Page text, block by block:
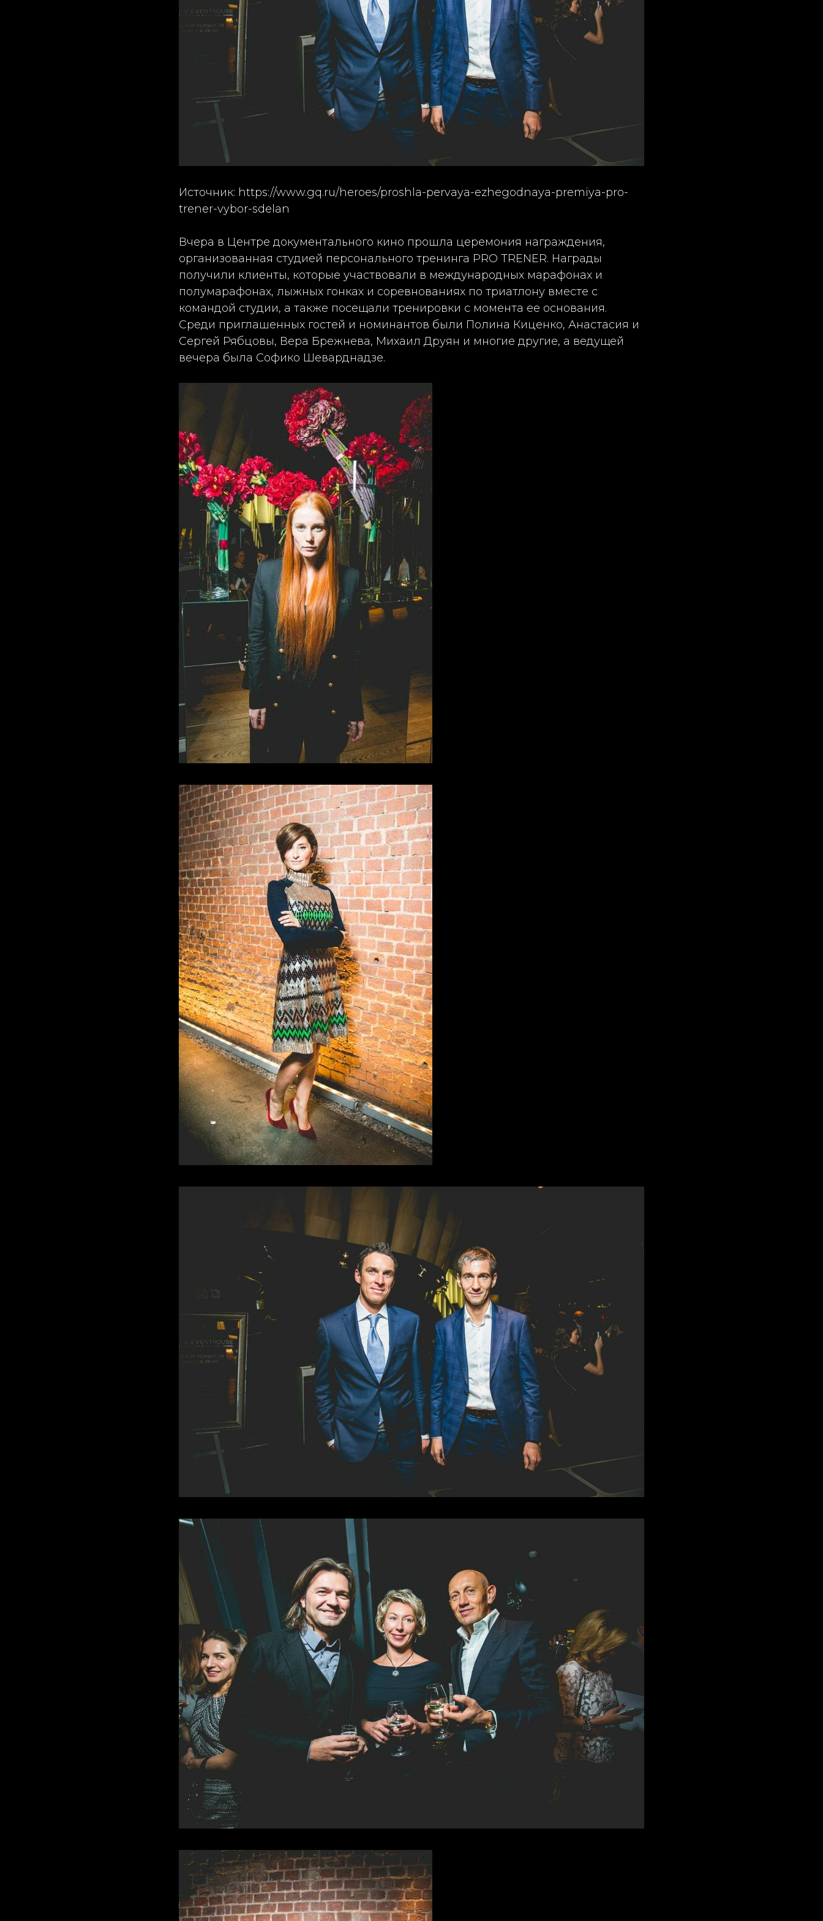
Источник: https://www.gq.ru/heroes/proshla-pervaya-ezhegodnaya-premiya-pro-
trener-vybor-sdelan
Вчера в Центре документального кино прошла церемония награждения,
организованная студией персонального тренинга PRO TRENER. Награды
получили клиенты, которые участвовали в международных марафонах и
полумарафонах, лыжных гонках и соревнованиях по триатлону вместе с
командой студии, а также посещали тренировки с момента ее основания.
Среди приглашенных гостей и номинантов были Полина Киценко, Анастасия и
Сергей Рябцовы, Вера Брежнева, Михаил Друян и многие другие, а ведущей
вечера была Софико Шеварднадзе.